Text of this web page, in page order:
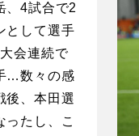
、4試合で2
として選手
会連続で
…数々の感
後、本田選
ったし、こ